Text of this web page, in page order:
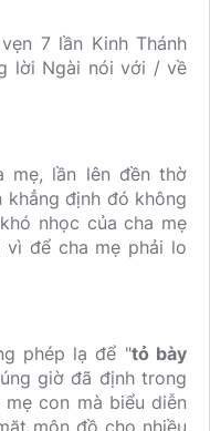
7 lần Kinh Thánh
lời Ngài nói với / về
mẹ, lần lên đền thờ
khẳng định đó không
nhọc của cha mẹ
để cha mẹ phải lo
phép lạ để "tỏ bày
giờ đã định trong
con mà biểu diễn